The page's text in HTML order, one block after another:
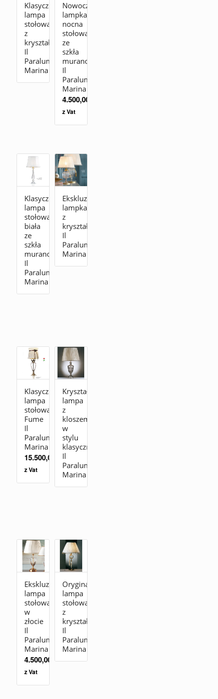
Klasyczna
lampa
stołowa
z
kryształu
Il
Paralume
Marina
Nowoczesna
lampka
nocna
stołowa
ze
szkła
murano
Il
Paralume
Marina
4.500,00
z Vat
Klasyczna
lampa
stołowa
biała
ze
szkła
murano
Il
Paralume
Marina
Ekskluzywna
lampka
z
kryształu
Il
Paralume
Marina
Klasyczna
lampa
stołowa
Fume
Il
Paralume
Marina
15.500,00
z Vat
Kryształowa
lampa
z
kloszem
w
stylu
klasycznym
Il
Paralume
Marina
Ekskluzywna
lampa
stołowa
w
złocie
Il
Paralume
Marina
4.500,00 zł
z Vat
Oryginalna
lampa
stołowa
z
kryształu
Il
Paralume
Marina